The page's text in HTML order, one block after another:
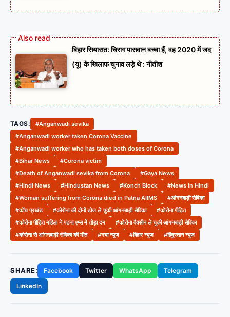
बिहार सियासत: चिराग पासवान बच्चा हैं, वह 2020 में जद
(यू) के खिलाफ चुनाव लड़े थे : नीतीश
TAGS:
#Anganwadi sevika
#Anganwadi worker taken Corona Vaccine
#Anganwadi worker who has taken both doses of Corona
#Bihar News
#Corona victim
#Death of Anganwadi sevika from Corona
#Gaya News
#Hindi News
#Hindustan News #Konch Block
#News in Hindi
#Woman suffering from Corona died in Patna AIIMS
#आंगनबाड़ी सेविका
#कोंच प्रखंड
#कोरोना की दोनों डोज ले चुकी आंगनबाड़ी सेविका
#कोरोना पीड़ित
#कोरोना पीड़ित महिला ने पटना एम्स में तोड़ा दम
#कोरोना वैक्सीन ले चुकी आंगनबाड़ी सेविका
#कोरोना से आंगनबाड़ी सेविका की मौत
#गया न्यूज #बिहार न्यूज #हिंदुस्तान न्यूज
SHARE: Facebook Twitter WhatsApp
Telegram
LinkedIn